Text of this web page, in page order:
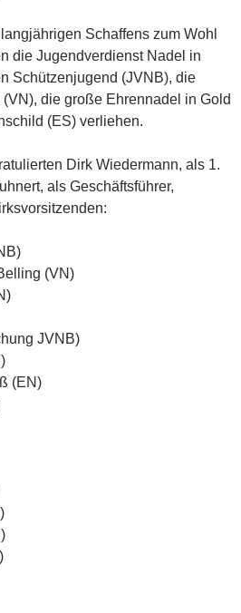
Schaffens zum Wohl
die Jugendverdienst Nadel in
Schützenjugend (JVNB), die
die große Ehrennadel in Gold
(ES) verliehen.
Dirk Wiedermann, als 1.
als Geschäftsführer,
(VN)
JVNB)
(EN)